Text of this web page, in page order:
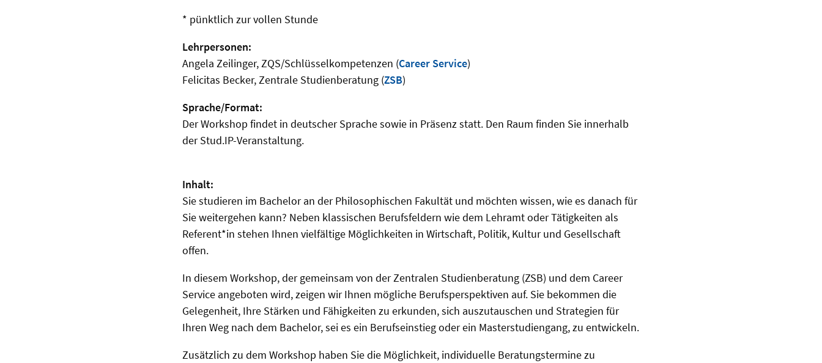
* pünktlich zur vollen Stunde
Lehrpersonen:
Angela Zeilinger, ZQS/Schlüsselkompetenzen (Career Service)
Felicitas Becker, Zentrale Studienberatung (ZSB)
Sprache/Format:
Der Workshop findet in deutscher Sprache sowie in Präsenz statt. Den Raum finden Sie innerhalb
der Stud.IP-Veranstaltung.
Inhalt:
Sie studieren im Bachelor an der Philosophischen Fakultät und möchten wissen, wie es danach für
Sie weitergehen kann? Neben klassischen Berufsfeldern wie dem Lehramt oder Tätigkeiten als
Referent*in stehen Ihnen vielfältige Möglichkeiten in Wirtschaft, Politik, Kultur und Gesellschaft
offen.
In diesem Workshop, der gemeinsam von der Zentralen Studienberatung (ZSB) und dem Career
Service angeboten wird, zeigen wir Ihnen mögliche Berufsperspektiven auf. Sie bekommen die
Gelegenheit, Ihre Stärken und Fähigkeiten zu erkunden, sich auszutauschen und Strategien für
Ihren Weg nach dem Bachelor, sei es ein Berufseinstieg oder ein Masterstudiengang, zu entwickeln.
Zusätzlich zu dem Workshop haben Sie die Möglichkeit, individuelle Beratungstermine zu